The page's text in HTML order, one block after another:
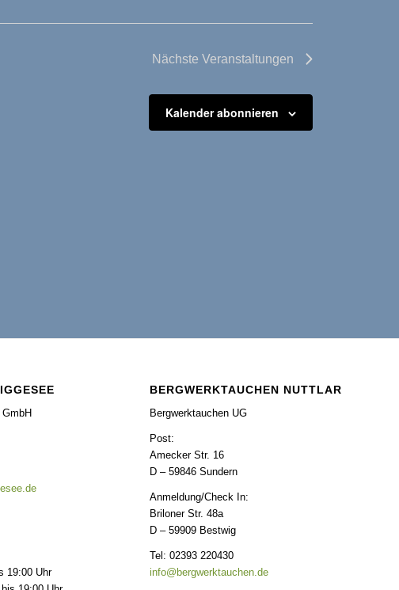
Nächste Veranstaltungen
Kalender abonnieren
19:00 Uhr
BERGWERKTAUCHEN NUTTLAR
Bergwerktauchen UG
Post:
Amecker Str. 16
D – 59846 Sundern
Anmeldung/Check In:
Briloner Str. 48a
D – 59909 Bestwig
Tel: 02393 220430
info@bergwerktauchen.de